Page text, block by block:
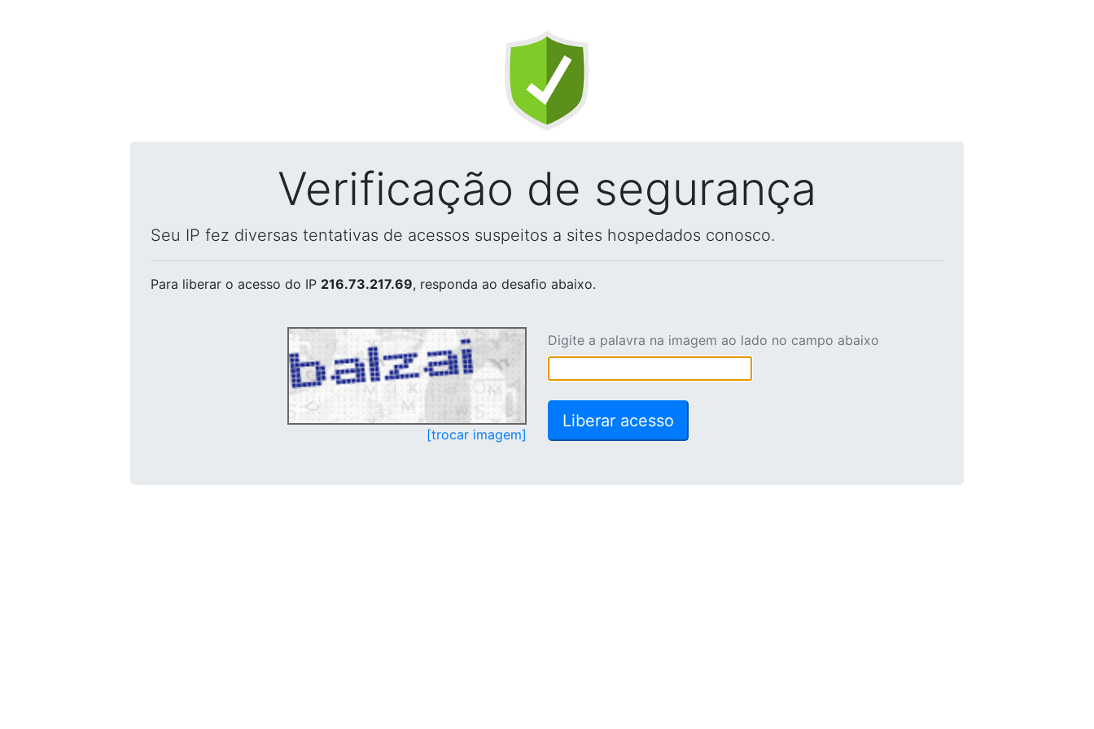
Verificação de segurança
Seu IP fez diversas tentativas de acessos suspeitos a sites hospedados conosco.
Para liberar o acesso do IP 216.73.217.69, responda ao desafio abaixo.
[trocar imagem]
Digite a palavra na imagem ao lado no campo abaixo